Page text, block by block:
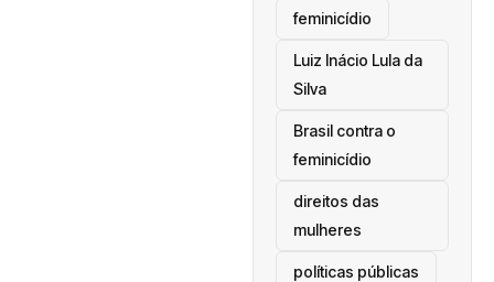
feminicídio
Luiz Inácio Lula da
Silva
Brasil contra o
feminicídio
direitos das
mulheres
políticas públicas